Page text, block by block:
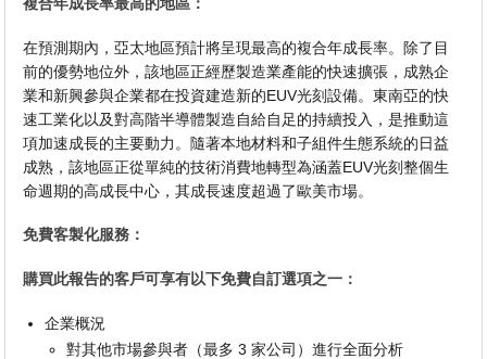
複合年成長率最高的地區：
在預測期內，亞太地區預計將呈現最高的複合年成長率。除了目
前的優勢地位外，該地區正經歷製造業產能的快速擴張，成熟企
業和新興參與企業都在投資建造新的EUV光刻設備。東南亞的快
速工業化以及對高階半導體製造自給自足的持續投入，是推動這
項加速成長的主要動力。隨著本地材料和子組件生態系統的日益
成熟，該地區正從單純的技術消費地轉型為涵蓋EUV光刻整個生
命週期的高成長中心，其成長速度超過了歐美市場。
免費客製化服務：
購買此報告的客戶可享有以下免費自訂選項之一：
企業概況
對其他市場參與者（最多 3 家公司）進行全面分析